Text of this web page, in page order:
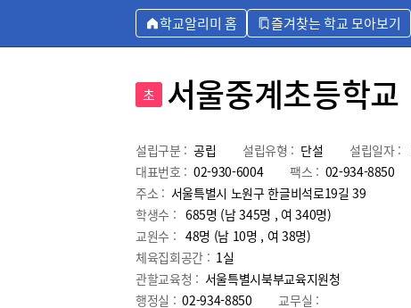
학교알리미 홈 즐겨찾는 학교 모아보기
초 서울중계초등학교
설립구분 : 공립 설립유형 : 단설 설립일자 :
대표번호 : 02-930-6004 팩스 : 02-934-8850
주소 : 서울특별시 노원구 한글비석로19길 39
학생수 : 685명 (남 345명 , 여 340명)
교원수 : 48명 (남 10명 , 여 38명)
체육집회공간 : 1실
관할교육청 : 서울특별시북부교육지원청
행정실 : 02-934-8850
교무실 :